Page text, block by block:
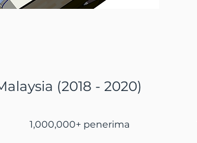
(2018 - 2020)
1,000,000+ penerima